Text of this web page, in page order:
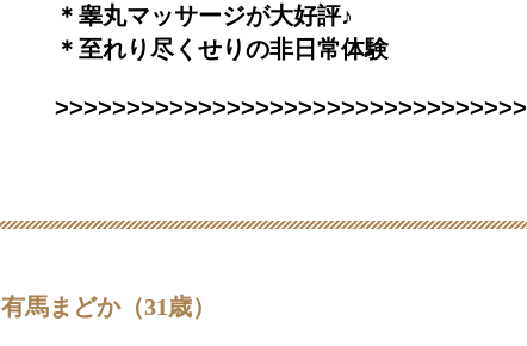
＊睾丸マッサージが大好評♪
＊至れり尽くせりの非日常体験
>>>>>>>>>>>>>>>>>>>>>>>>>>>>>>>>>
有馬まどか（31歳）